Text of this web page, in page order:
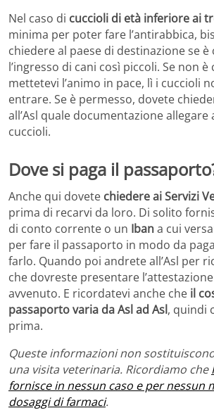
Nel caso di cuccioli di età inferiore ai
minima per poter fare l’antirabbica,
chiedere al paese di destinazione se
l’ingresso di cani così piccoli. Se non
mettetevi l’animo in pace, lì i cuccioli
entrare. Se è permesso, dovete
all’Asl quale documentazione
cuccioli.
Dove si paga il
Anche qui dovete chiedere ai Servizi
prima di recarvi da loro. Di solito
di conto corrente o un Ibana cui
per fare il passaporto in modo da
farlo. Quando poi andrete all’Asl per
che dovreste presentare
avvenuto. E ricordatevi anche che il
passaporto varia da Asl ad Asl, quindi
prima.
Queste informazioni non
una visita veterinaria. Ricordiamo che
fornisce in nessun caso e per nessun
dosaggi di farmaci.